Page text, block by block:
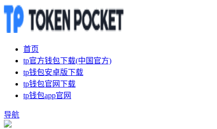
首页
tp官方钱包下载(中国官方)
tp钱包安卓版下载
tp钱包官网下载
tp钱包app官网
导航